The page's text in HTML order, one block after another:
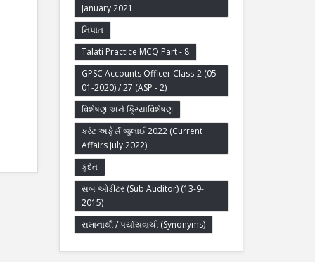
January 2021
નિપાત
Talati Practice MCQ Part - 8
GPSC Accounts Officer Class-2 (05-
01-2020) / 27 (ASP - 2)
વિશેષણ અને ક્રિયાવિશેષણ
કરંટ અફેર્સ જુલાઈ 2022 (Current
Affairs July 2022)
કૃદંત
સબ ઓડીટર (Sub Auditor) (13-9-
2015)
સમાનાર્થી / પર્યાયવાચી (Synonyms)